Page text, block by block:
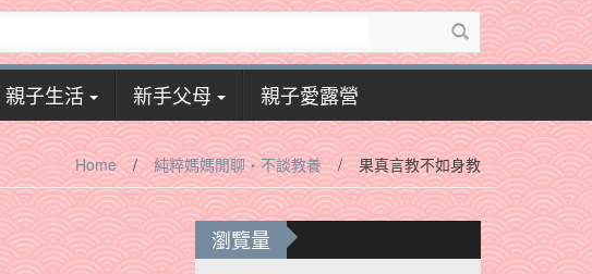
親子生活 新手父母 親子愛露營
Home / 純粹媽媽閒聊‧不談教養 / 果真言教不如身教
瀏覽量